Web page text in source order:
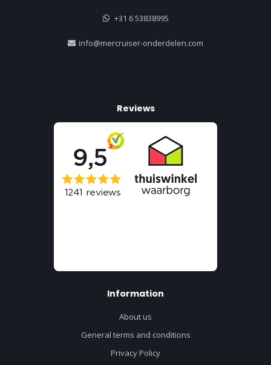
+31 6 53838995
info@mercruiser-onderdelen.com
Reviews
Information
About us
General terms and conditions
Privacy Policy